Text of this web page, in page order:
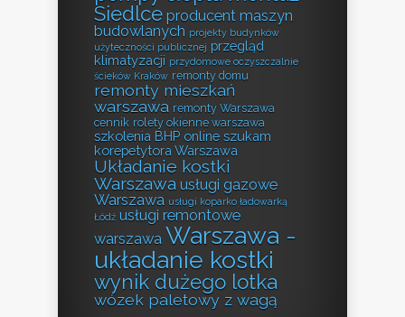
Siedlce producent maszyn
budowlanych projekty budynków
użyteczności publicznej przegląd
klimatyzacji przydomowe oczyszczalnie
ścieków Kraków remonty domu
remonty mieszkań
warszawa remonty Warszawa
cennik rolety okienne warszawa
szkolenia BHP online szukam
korepetytora Warszawa
Układanie kostki
Warszawa usługi gazowe
Warszawa usługi koparko ładowarką
Łódź usługi remontowe
warszawa Warszawa -
układanie kostki
wynik dużego lotka
wózek paletowy z wagą